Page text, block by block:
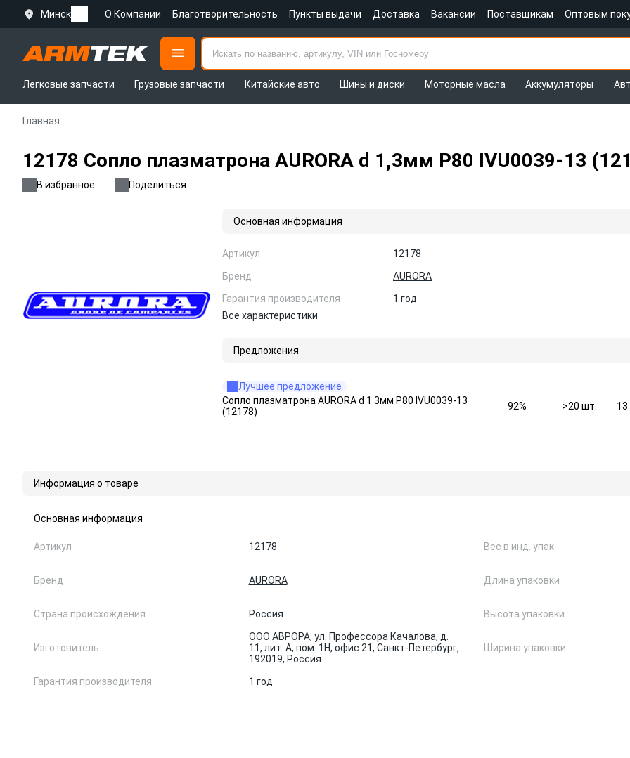
Минск О Компании Благотворительность Пункты выдачи Доставка Вакансии Поставщикам Оптовым
Легковые запчасти Грузовые запчасти Китайские авто Шины и диски Моторные масла Аккумуляторы
Главная
12178 Сопло плазматрона AURORA d 1,3мм Р80 IVU0039-13
В избранное Поделиться
Основная информация
Артикул
12178
Бренд
AURORA
Гарантия производителя
1 год
Все характеристики
Предложения
Лучшее предложение
Сопло плазматрона AURORA d 1 3мм Р80 IVU0039-13
(12178)
92% >20шт. 13
Информация о товаре
Основная информация
Артикул 12178
Бренд AURORA
Страна происхождения Россия
Изготовитель
ООО АВРОРА, ул. Профессора Качалова, д.
11, лит. А, пом. 1Н, офис 21, Санкт-Петербург,
192019, Россия
Гарантия производителя
1 год
Вес в инд. упак.
Длина упаковки
Высота упаковки
Ширина упаковки